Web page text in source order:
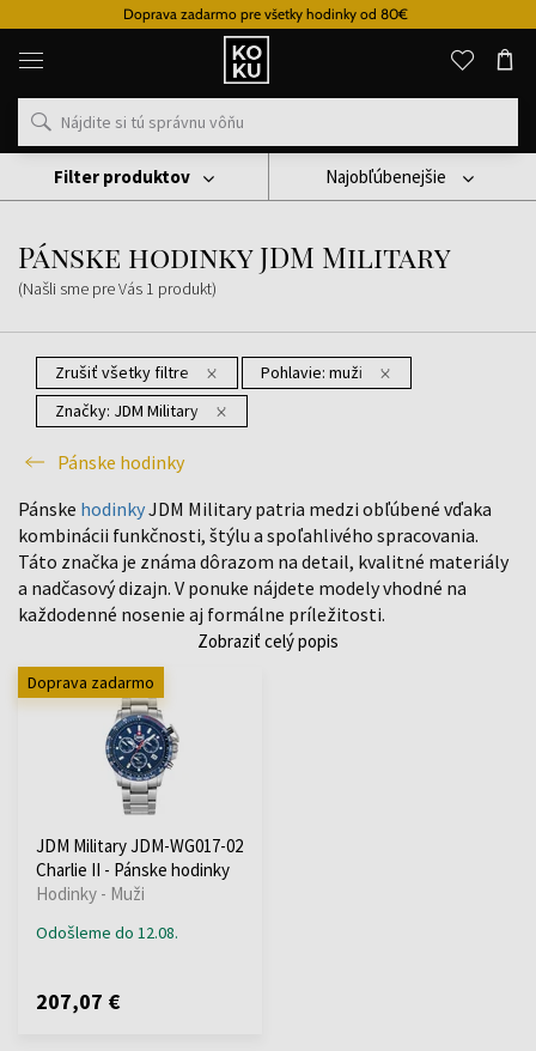
Doprava zadarmo pre všetky hodinky od 80€
Originálne
parfémy
hodinky
na
mieste
Hodinky
Pánske Hodinky Pánske Hodinky JDM Military
Pánske hodinky JDM Military
(Našli sme pre Vás 1 produkt)
Najobľúbenejšie
Zrušiť všetky filtre Pohlavie: muži
Značky: JDM Military
Pánske hodinky
Filter produktov
Pánske hodinkyJDM Military patria medzi obľúbené vďaka
kombinácii funkčnosti, štýlu a spoľahlivého spracovania.
Táto značka je známa dôrazom na detail, kvalitné materiály
a nadčasový dizajn. V ponuke nájdete modely vhodné na
každodenné nosenie aj formálne príležitosti.
Zobraziť celý popis
Doprava zadarmo
JDM Military JDM-WG017-02
Charlie II - Pánske hodinky
Hodinky - Muži
Odošleme do 12.08.
207,07 €